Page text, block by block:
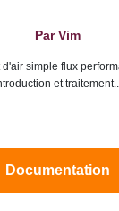
Par Vim
simple flux
et
Documentation